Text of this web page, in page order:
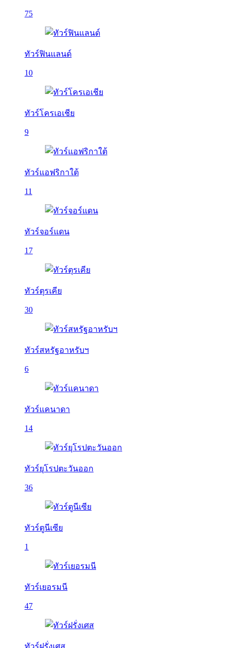
75
ทัวร์ฟินแลนด์
10
ทัวร์โครเอเชีย
9
ทัวร์แอฟริกาใต้
11
ทัวร์จอร์แดน
17
ทัวร์ตุรเคีย
30
ทัวร์สหรัฐอาหรับฯ
6
ทัวร์แคนาดา
14
ทัวร์ยุโรปตะวันออก
36
ทัวร์ตูนีเซีย
1
ทัวร์เยอรมนี
47
ทัวร์ฝรั่งเศส